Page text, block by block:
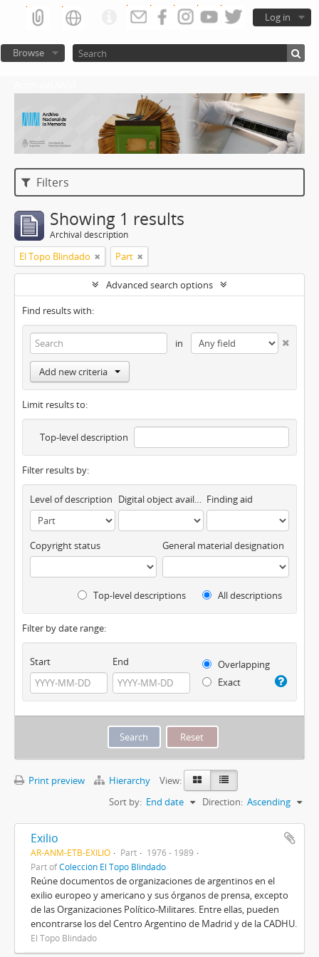
Log in
Browse
Filters
Showing 1 results
Archival description
El Topo Blindado Part
Advanced search options
Find results with:
in
Add new criteria
Limit results to:
Top-level description
Filter results by:
Level of description Digital object available Finding aid
Copyright status General material designation
Top-level descriptions All descriptions
Filter by date range:
Start End
Overlapping
Exact
Print preview Hierarchy
View:
Sort by: End date Direction: Ascending
Exilio
AR-ANM-ETB-EXILIO Part
1976 - 1989
Part ofColección El Topo Blindado
Reúne documentos de organizaciones de argentinos en el
exilio europeo y americano y sus órganos de prensa, excepto
de las Organizaciones Político-Militares. Entre ellas, pueden
encontrarse los del Centro Argentino de Madrid y de la CADHU.
El Topo Blindado